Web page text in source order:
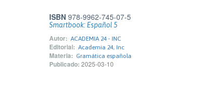
ISBN 978-9962-745-07-5
Smartbook: Español 5
Autor: ACADEMIA 24 - INC
Editorial: Academia 24, Inc
Materia: Gramática española
Publicado: 2025-03-10